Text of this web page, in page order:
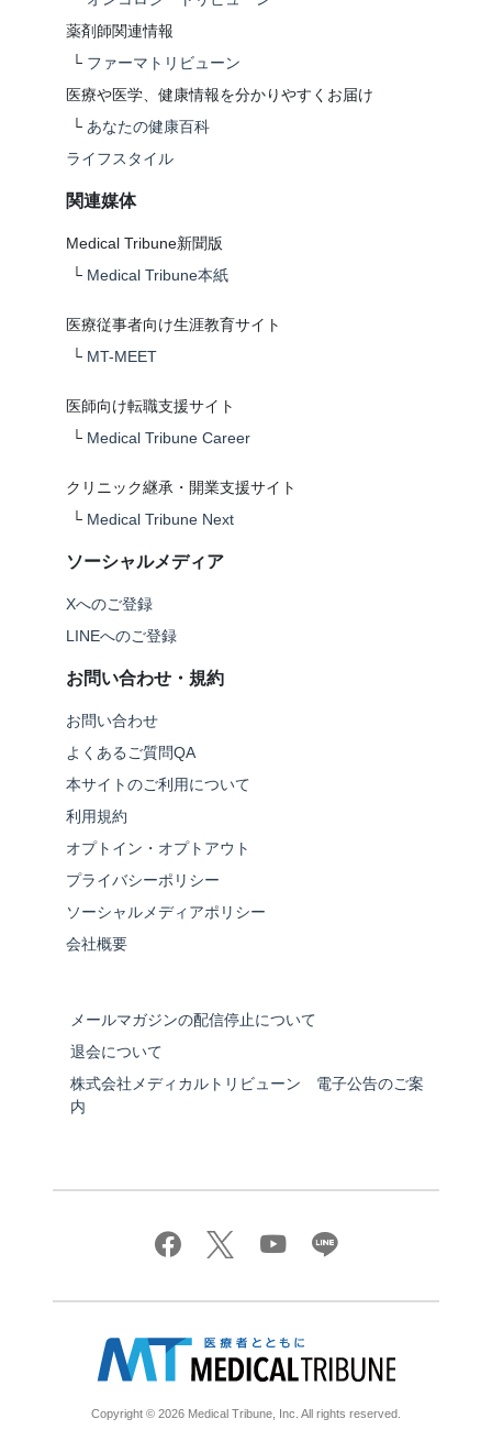
薬剤師関連情報
└ ファーマトリビューン
医療や医学、健康情報を分かりやすくお届け
└ あなたの健康百科
ライフスタイル
関連媒体
Medical Tribune新聞版
└ Medical Tribune本紙
医療従事者向け生涯教育サイト
└ MT-MEET
医師向け転職支援サイト
└ Medical Tribune Career
クリニック継承・開業支援サイト
└ Medical Tribune Next
ソーシャルメディア
Xへのご登録
LINEへのご登録
お問い合わせ・規約
お問い合わせ
よくあるご質問QA
本サイトのご利用について
利用規約
オプトイン・オプトアウト
プライバシーポリシー
ソーシャルメディアポリシー
会社概要
メールマガジンの配信停止について
退会について
株式会社メディカルトリビューン 電子公告のご案
内
Copyright © 2026 Medical Tribune, Inc. All rights reserved.